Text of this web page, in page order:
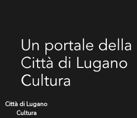
Città di Lugano
Cultura